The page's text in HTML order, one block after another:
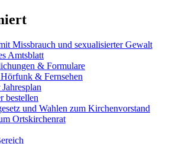
Missbrauch und sexualisierter Gewalt
Amtsblatt
& Formulare
& Fernsehen
bestellen
und Wahlen zum Kirchenvorstand
Ortskirchenrat